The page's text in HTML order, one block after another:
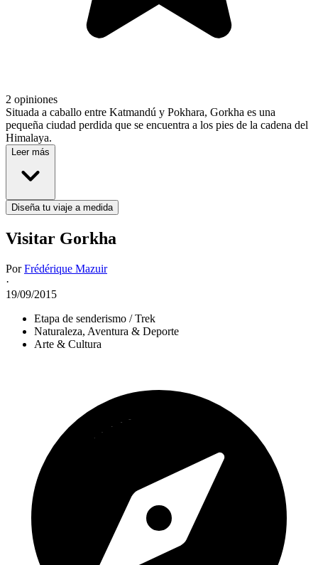
2 opiniones
Situada a caballo entre Katmandú y Pokhara, Gorkha es una
pequeña ciudad perdida que se encuentra a los pies de la cadena del
Himalaya.
Leer más
Diseña tu viaje a medida
Visitar Gorkha
PorFrédérique Mazuir
·
19/09/2015
Etapa de senderismo / Trek
Naturaleza, Aventura & Deporte
Arte & Cultura